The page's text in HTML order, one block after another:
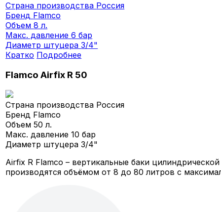
Страна производства Россия
Бренд Flamco
Объем8 л.
Макс. давление6 бар
Диаметр штуцера3/4"
Кратко Подробнее
Flamco Airfix R 50
Страна производства Россия
Бренд Flamco
Объем50 л.
Макс. давление10 бар
Диаметр штуцера3/4"
Airfix R Flamco – вертикальные баки
производятся объёмом от 8 до 80 литров с